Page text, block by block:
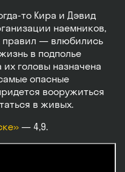
то Кира и Дэвид
наемников,
правил — влюбились
в подполье
их головы назначена
опасные
вооружиться
в живых.
— 4,9.